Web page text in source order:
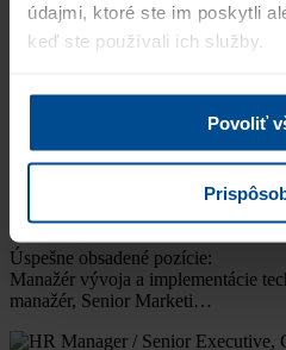
údajmi, ktoré ste im poskytli
keď ste používali ich služby.
Povoliť
Úspešne obsadené pozície:
Vedúci/vedúca pre obchod a
Ing.arch. Darina Lalíková CSc.
konateľka a šéfredaktorka,
hlavne pri vyhľadávaní kandidátov
vyžadujú špecifické vzdelanie a
Úspešne obsadené pozície:
Manažér vývoja a implementácie
manažér, Senior Marketi…